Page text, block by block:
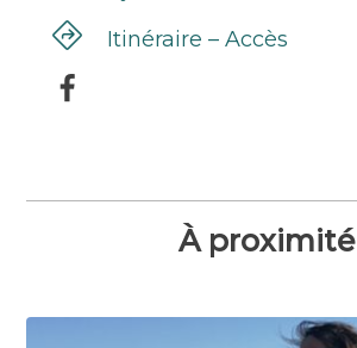
Itinéraire – Accès
À proximité